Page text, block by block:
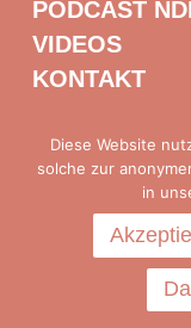
PODCAST
VIDEOS
KONTAKT
Presse |Impressum
Diese Website
solche zur
in